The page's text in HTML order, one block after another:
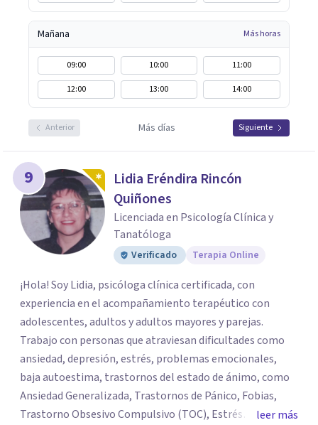
Mañana Más horas
09:00 10:00
11:00
12:00
13:00 14:00
Anterior Más días Siguiente
9
Lidia Eréndira Rincón
Quiñones
Licenciada en Psicología Clínica y
Tanatóloga
Verificado Terapia Online
¡Hola! Soy Lidia, psicóloga clínica certificada, con
experiencia en el acompañamiento terapéutico con
adolescentes, adultos y adultos mayores y parejas.
Trabajo con personas que atraviesan dificultades como
ansiedad, depresión, estrés, problemas emocionales,
baja autoestima, trastornos del estado de ánimo, como
Ansiedad Generalizada, Trastornos de Pánico, Fobias,
Trastorno Obsesivo Compulsivo (TOC), Estrés
leer más